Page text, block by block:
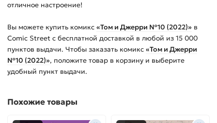
отличное настроение!
Вы можете купить комикс «Том и Джерри №10 (2022)» в
Comic Street с бесплатной доставкой в любой из 15 000
пунктов выдачи. Чтобы заказать комикс «Том и Джерри
№10 (2022)», положите товар в корзину и выберите
удобный пункт выдачи.
Похожие товары